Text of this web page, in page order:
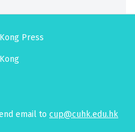
Press
email to cup@cuhk.edu.hk